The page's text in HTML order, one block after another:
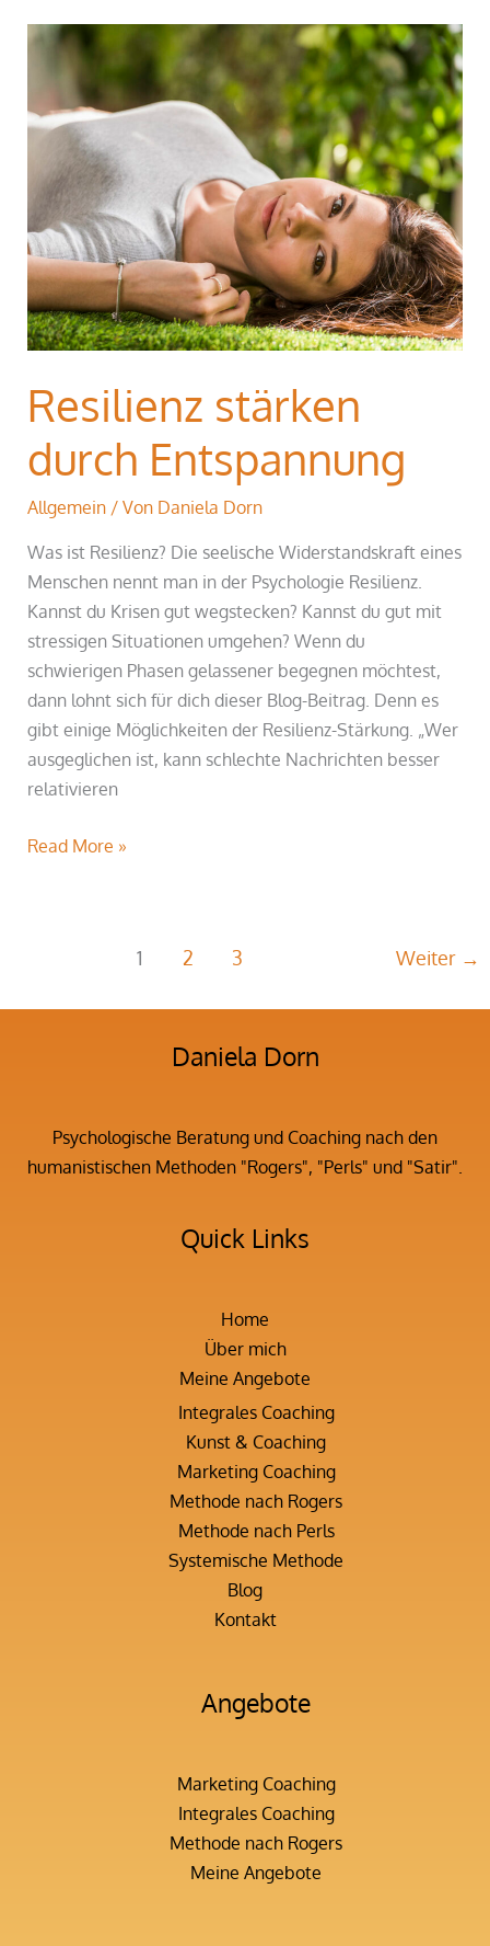
Resilienz stärken
durch Entspannung
Allgemein / Von Daniela Dorn
Was ist Resilienz? Die seelische Widerstandskraft eines
Menschen nennt man in der Psychologie Resilienz.
Kannst du Krisen gut wegstecken? Kannst du gut mit
stressigen Situationen umgehen? Wenn du
schwierigen Phasen gelassener begegnen möchtest,
dann lohnt sich für dich dieser Blog-Beitrag. Denn es
gibt einige Möglichkeiten der Resilienz-Stärkung. „Wer
ausgeglichen ist, kann schlechte Nachrichten besser
relativieren
Resilienz
stärken
Entspannung
Read More »
1 2 3 Weiter →
Daniela Dorn
Psychologische Beratung und Coaching nach den
humanistischen Methoden "Rogers", "Perls" und "Satir".
Quick Links
Home
Über mich
Meine Angebote
Integrales Coaching
Kunst & Coaching
Marketing Coaching
Methode nach Rogers
Methode nach Perls
Systemische Methode
Blog
Kontakt
Angebote
Marketing Coaching
Integrales Coaching
Methode nach Rogers
Meine Angebote